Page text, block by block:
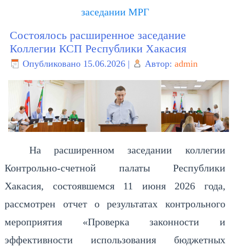
заседании МРГ
Состоялось расширенное заседание
Коллегии КСП Республики Хакасия
Опубликовано 15.06.2026 | Автор: admin
На расширенном заседании коллегии
Контрольно-счетной палаты Республики
Хакасия, состоявшемся 11 июня 2026 года,
рассмотрен отчет о результатах контрольного
мероприятия «Проверка законности и
эффективности использования бюджетных